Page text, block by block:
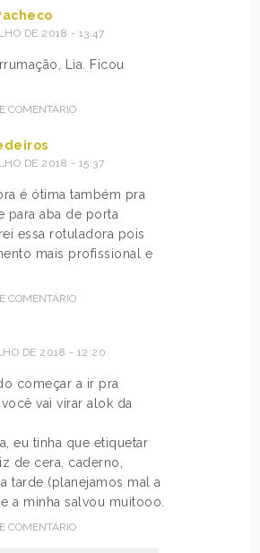
DE 2018 - 13:47
Lia. Ficou
COMENTÁRIO
DE 2018 - 15:37
é ótima também pra
para aba de porta
essa rotuladora pois
mais profissional e
COMENTÁRIO
DE 2018 - 12:20
começar a ir pra
vai virar alok da
eu tinha que etiquetar
de cera, caderno,
tarde (planejamos mal a
a minha salvou muitooo.
COMENTÁRIO